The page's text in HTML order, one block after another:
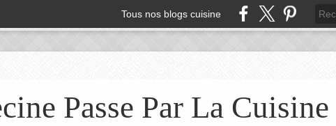
Tous nos blogs cuisine
Passe Par La Cuisine